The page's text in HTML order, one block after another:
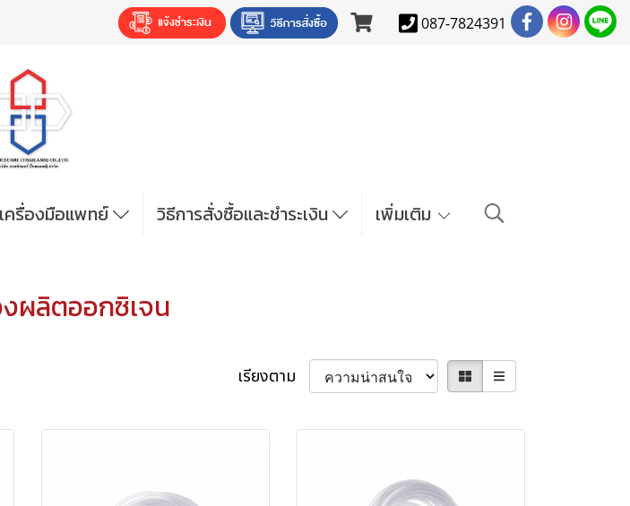
087-7824391
ครื่องมือแพทย์ วิธีการสั่งซื้อและชำระเงิน เพิ่มเติม
งผลิตออกซิเจน
เรียงตาม